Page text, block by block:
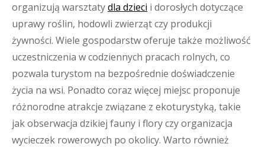
organizują warsztatydla dzieci i dorosłych dotyczące
uprawy roślin, hodowli zwierząt czy produkcji
żywności. Wiele gospodarstw oferuje także możliwość
uczestniczenia w codziennych pracach rolnych, co
pozwala turystom na bezpośrednie doświadczenie
życia na wsi. Ponadto coraz więcej miejsc proponuje
różnorodne atrakcje związane z ekoturystyką, takie
jak obserwacja dzikiej fauny i flory czy organizacja
wycieczek rowerowych po okolicy. Warto również